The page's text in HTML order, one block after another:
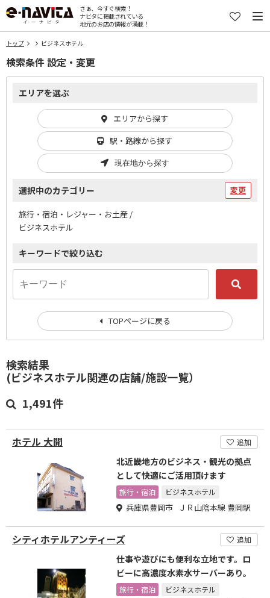
さぁ、今すぐ検索！
ナビタに掲載されている
地元のお店の情報が満載！
トップ ビジネスホテル
検索結果
(ビジネスホテル関連の店舗/施設一覧）
1,491件
ホテル 大開 追加
北近畿地方のビジネス・観光の拠点
として快適にご活用頂けます
旅行・宿泊 ビジネスホテル
兵庫県豊岡市 ＪＲ山陰本線 豊岡駅
シティホテルアンティーズ 追加
仕事や遊びにも便利な立地です。ロ
ビーに高濃度水素水サーバーあり。
旅行・宿泊 ビジネスホテル
検索条件 設定・変更
エリアを選ぶ
エリアから探す
駅・路線から探す
現在地から探す
選択中のカテゴリー 変更
旅行・宿泊・レジャー・お土産 /
ビジネスホテル
キーワードで絞り込む
TOPページに戻る